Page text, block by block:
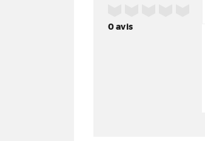
0avis